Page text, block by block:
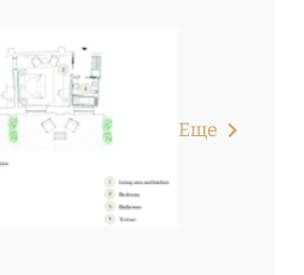
Еще